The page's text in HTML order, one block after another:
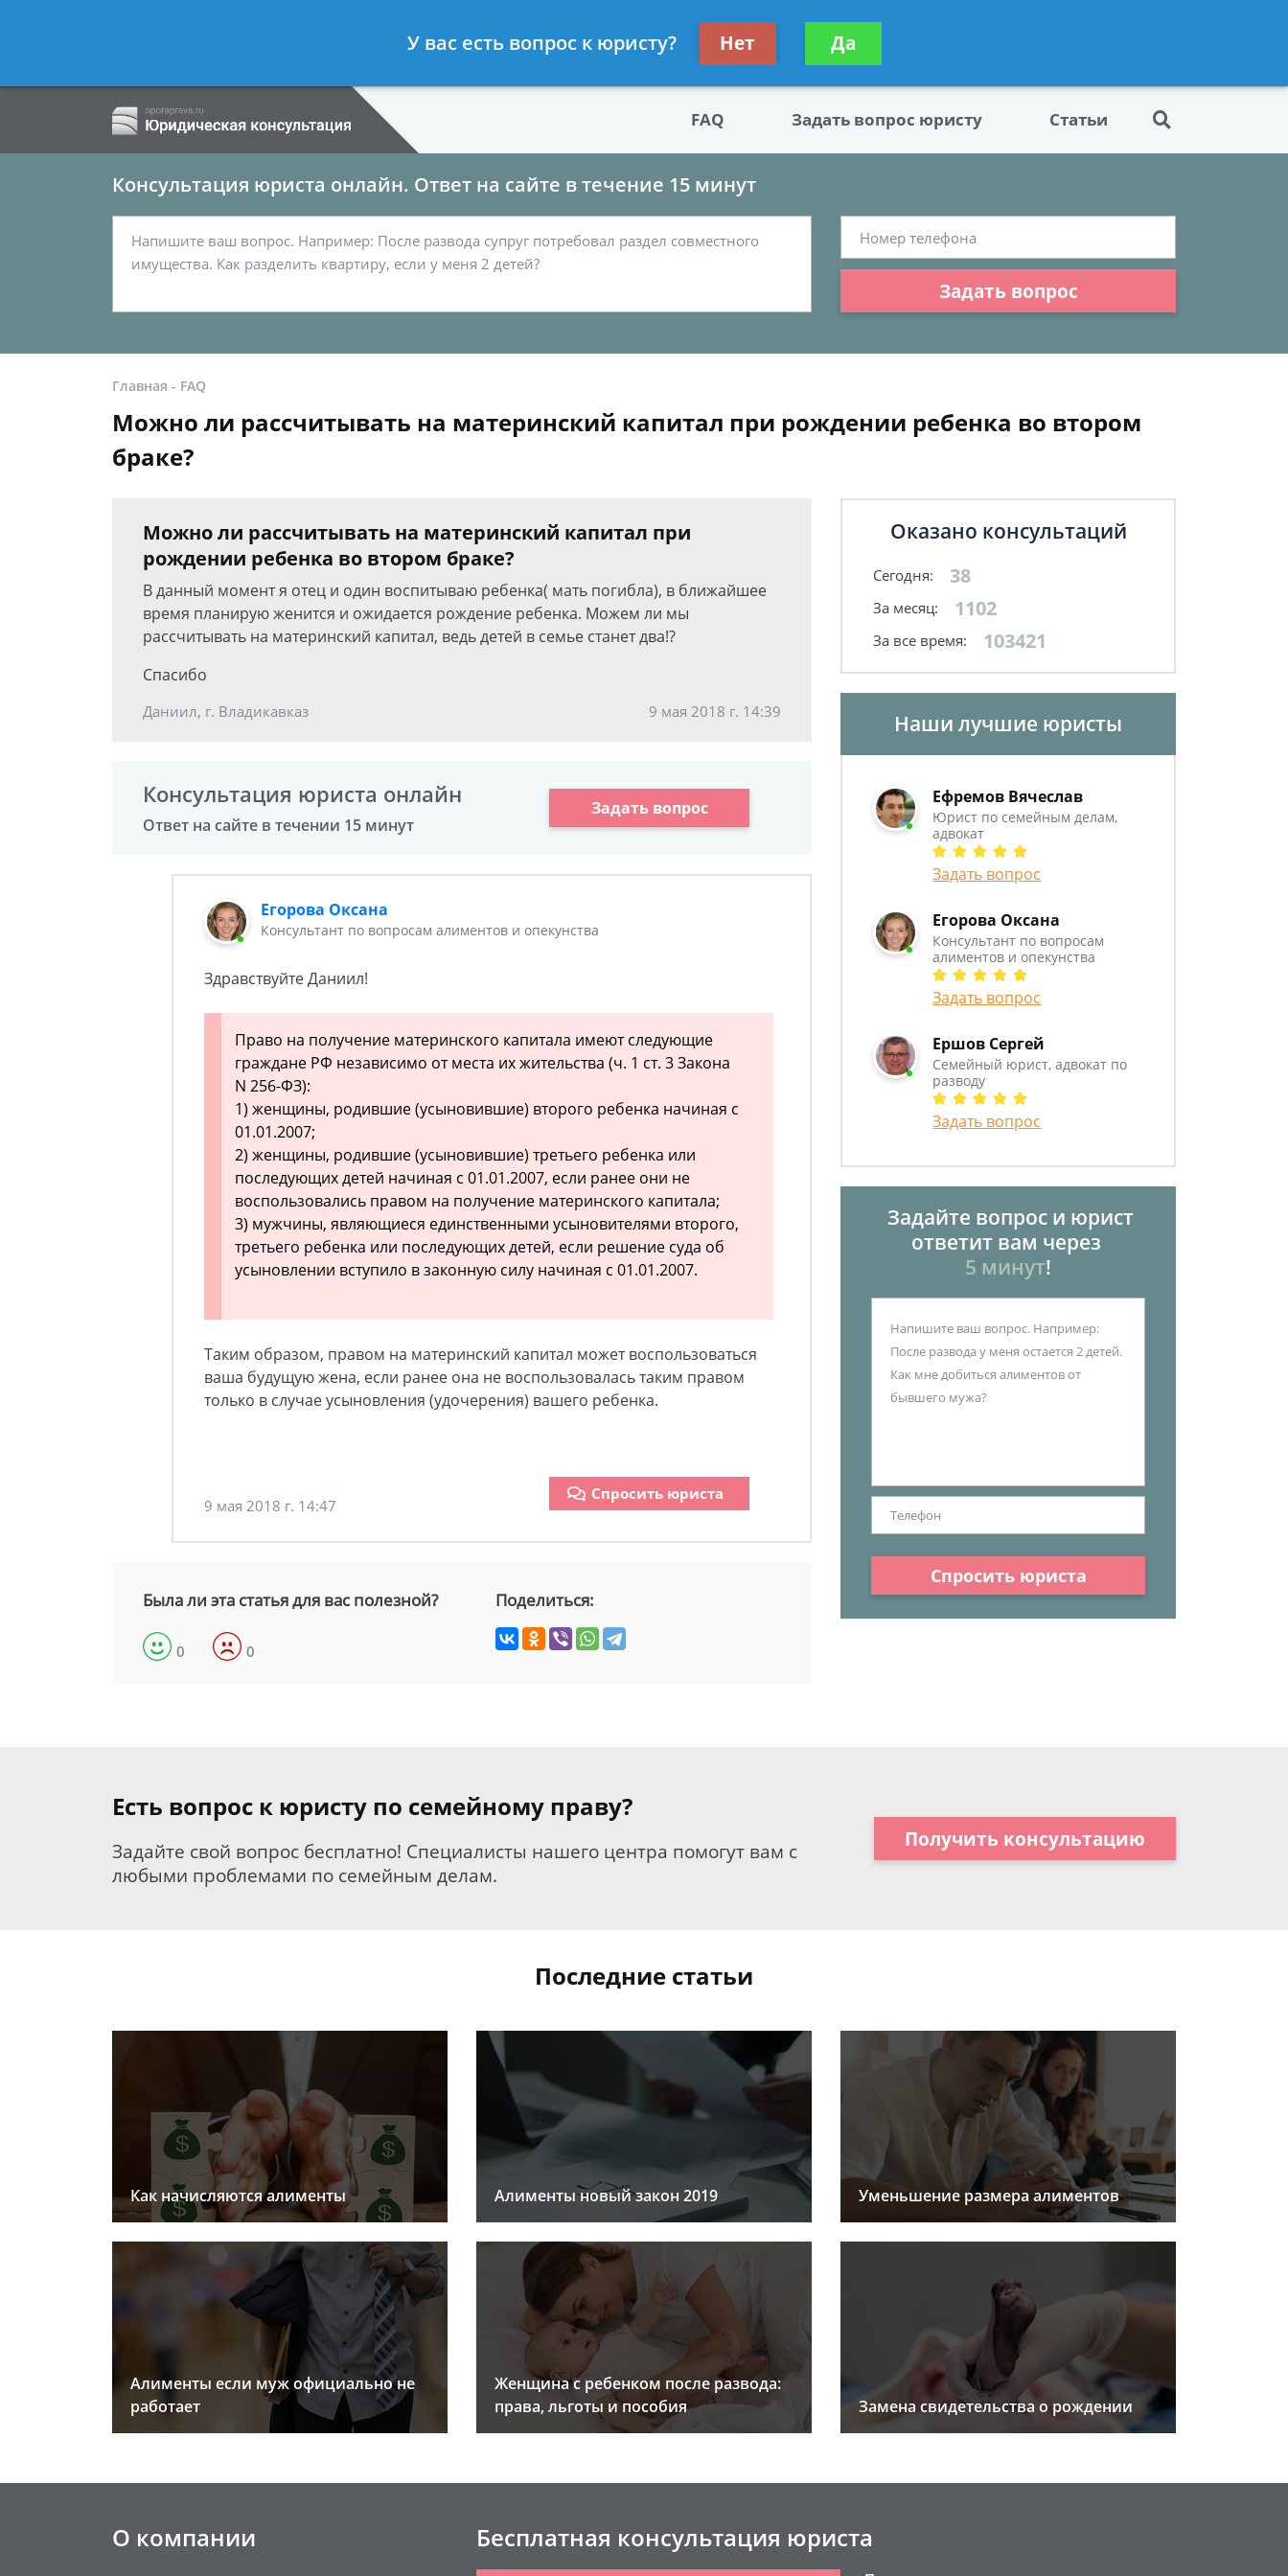
- Семейный юрист, адвокат по разводу
Получите консультацию
бесплатно
FAQ Задать вопрос юристу Статьи
Консультация юриста онлайн. Ответ на сайте в течение 15 минут
Задать вопрос
Главная - FAQ
Можно ли рассчитывать на материнский капитал при рождении ребенка во втором
браке?
Можно ли рассчитывать на материнский капитал при
рождении ребенка во втором браке?
В данный момент я отец и один воспитываю ребенка( мать погибла), в ближайшее
время планирую женится и ожидается рождение ребенка. Можем ли мы
рассчитывать на материнский капитал, ведь детей в семье станет два!?
Спасибо
Даниил, г. Владикавказ 9 мая 2018 г. 14:39
Консультация юриста онлайн
Ответ на сайте в течении 15 минут
Задать вопрос
Егорова Оксана
Консультант по вопросам алиментов и опекунства
Здравствуйте Даниил!
Право на получение материнского капитала имеют следующие
граждане РФ независимо от места их жительства (ч. 1 ст. 3 Закона
N 256-ФЗ):
1) женщины, родившие (усыновившие) второго ребенка начиная с
01.01.2007;
2) женщины, родившие (усыновившие) третьего ребенка или
последующих детей начиная с 01.01.2007, если ранее они не
воспользовались правом на получение материнского капитала;
3) мужчины, являющиеся единственными усыновителями второго,
третьего ребенка или последующих детей, если решение суда об
усыновлении вступило в законную силу начиная с 01.01.2007.
Таким образом, правом на материнский капитал может воспользоваться
ваша будущую жена, если ранее она не воспользовалась таким правом
только в случае усыновления (удочерения) вашего ребенка.
9 мая 2018 г. 14:47
Спросить юриста
Была ли эта статья для вас полезной?
0 0
Поделиться:
Оказано консультаций
Сегодня: 38
За месяц: 1102
За все время: 103421
Наши лучшие юристы
Ефремов Вячеслав
Юрист по семейным делам,
адвокат
Задать вопрос
Егорова Оксана
Консультант по вопросам
алиментов и опекунства
Задать вопрос
Ершов Сергей
Семейный юрист, адвокат по
разводу
Задать вопрос
Задайте вопрос и юрист
ответит вам через
5 минут!
Спросить юриста
Есть вопрос к юристу по семейному праву?
Задайте свой вопрос бесплатно! Специалисты нашего центра помогут вам с
любыми проблемами по семейным делам.
Получить консультацию
Последние статьи
Как начисляются алименты Алименты новый закон 2019 Уменьшение размера алиментов
Алименты если муж официально не
работает
Женщина с ребенком после развода:
права, льготы и пособия
Замена свидетельства о рождении
О компании Бесплатная консультация юриста
У вас есть вопрос к юристу? Нет Да